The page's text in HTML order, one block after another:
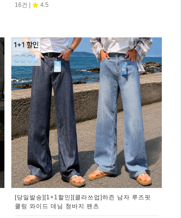
16건 |
4.5
[당일발송][1+1할인][클라쓰업]하즌 남자 루즈핏
쿨링 와이드 데님 청바지 팬츠